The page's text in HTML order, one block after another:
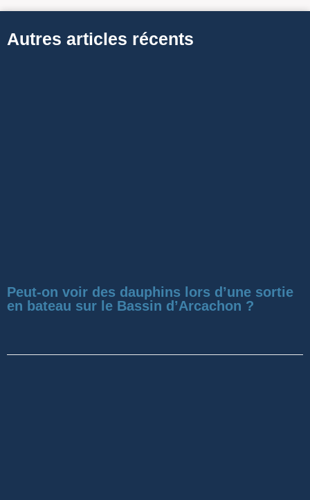
Autres articles récents
Peut-on voir des dauphins lors d’une sortie
en bateau sur le Bassin d’Arcachon ?